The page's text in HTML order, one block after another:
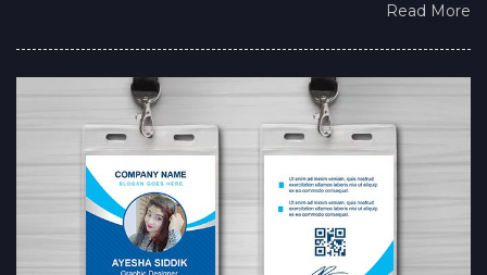
Read More